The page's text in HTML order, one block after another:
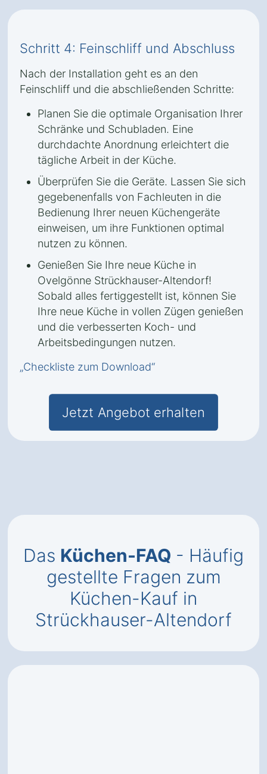
Schritt 4: Feinschliff und Abschluss
Nach der Installation geht es an den
Feinschliff und die abschließenden Schritte:
Planen Sie die optimale Organisation Ihrer
Schränke und Schubladen. Eine
durchdachte Anordnung erleichtert die
tägliche Arbeit in der Küche.
Überprüfen Sie die Geräte. Lassen Sie sich
gegebenenfalls von Fachleuten in die
Bedienung Ihrer neuen Küchengeräte
einweisen, um ihre Funktionen optimal
nutzen zu können.
Genießen Sie Ihre neue Küche in
Ovelgönne Strückhauser-Altendorf!
Sobald alles fertiggestellt ist, können Sie
Ihre neue Küche in vollen Zügen genießen
und die verbesserten Koch- und
Arbeitsbedingungen nutzen.
„Checkliste zum Download“
Jetzt Angebot erhalten
Das Küchen-FAQ - Häufig
gestellte Fragen zum
Küchen-Kauf in
Strückhauser-Altendorf